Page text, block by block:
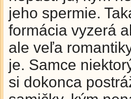
jeho spermie.
formácia vyzerá
ale veľa
je. Samce
si dokonca